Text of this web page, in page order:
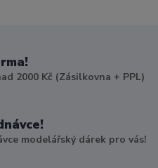
2000 Kč (Zásilkovna + PPL)
modelářský dárek pro vás!